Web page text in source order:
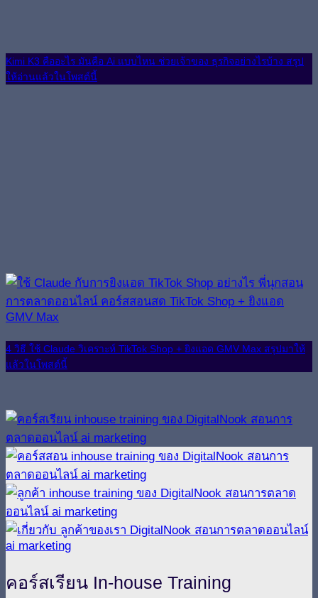
Kimi K3 คืออะไร มันคือ Ai แบบไหน ช่วยเจ้าของ ธุรกิจอย่างไรบ้าง สรุป
ให้อ่านแล้วในโพสต์นี้
4 วิธี ใช้ Claude วิเคราะห์ TikTok Shop + ยิงแอด GMV Max สรุปมาให้
แล้วในโพสต์นี้
คอร์สเรียน In-house Training